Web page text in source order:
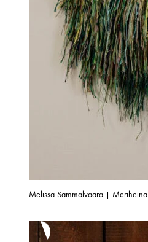
Melissa Sammalvaara | Meriheinä